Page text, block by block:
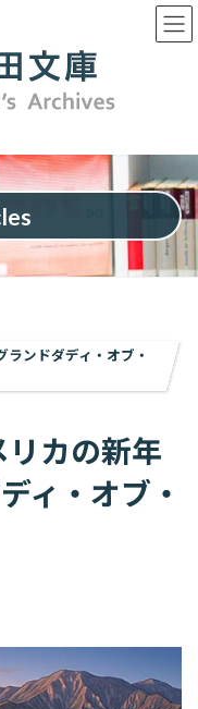
ンドダディ・オブ・
カの新年
ィ・オブ・